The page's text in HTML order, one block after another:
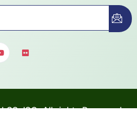
JSC. All rights Reserved